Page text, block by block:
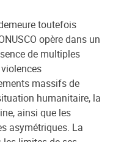
toutefois
opère dans un
de multiples
massifs de
humanitaire, la
ainsi que les
asymétriques. La